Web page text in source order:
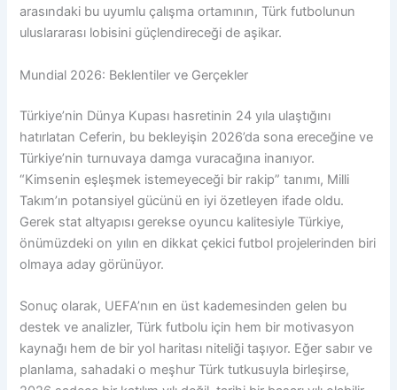
arasındaki bu uyumlu çalışma ortamının, Türk futbolunun
uluslararası lobisini güçlendireceği de aşikar.
Mundial 2026: Beklentiler ve Gerçekler
Türkiye’nin Dünya Kupası hasretinin 24 yıla ulaştığını
hatırlatan Ceferin, bu bekleyişin 2026’da sona ereceğine ve
Türkiye’nin turnuvaya damga vuracağına inanıyor.
“Kimsenin eşleşmek istemeyeceği bir rakip” tanımı, Milli
Takım’ın potansiyel gücünü en iyi özetleyen ifade oldu.
Gerek stat altyapısı gerekse oyuncu kalitesiyle Türkiye,
önümüzdeki on yılın en dikkat çekici futbol projelerinden biri
olmaya aday görünüyor.
Sonuç olarak, UEFA’nın en üst kademesinden gelen bu
destek ve analizler, Türk futbolu için hem bir motivasyon
kaynağı hem de bir yol haritası niteliği taşıyor. Eğer sabır ve
planlama, sahadaki o meşhur Türk tutkusuyla birleşirse,